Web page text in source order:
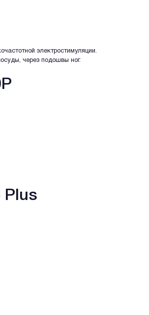
электростимуляции.
через подошвы ног.
Plus